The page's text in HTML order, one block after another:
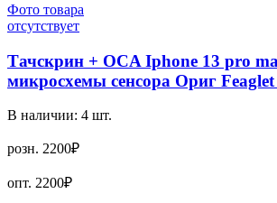
Фото товара
отсутствует
Тачскрин + OCA Iphone 13 pro
микросхемы сенсора Ориг
В наличии: 4 шт.
розн. 2200₽
опт. 2200₽